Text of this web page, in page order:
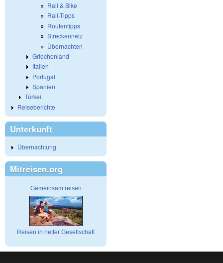
Rail & Bike
Rail-Tipps
Routentipps
Streckennetz
Übernachten
Griechenland
Italien
Portugal
Spanien
Türkei
Reiseberichte
Unterkunft
Übernachtung
Mitreisen.org
Gemeinsam reisen
Reisen in netter Gesellschaft